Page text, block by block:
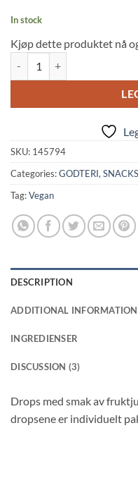
In stock
Kjøp dette produktet nå
SKU: 145794
Categories:GODTERI,
Tag:Vegan
DESCRIPTION
ADDITIONAL INFORMATION
INGREDIENSER
DISCUSSION (3)
Drops med smak av
dropsene er individuelt